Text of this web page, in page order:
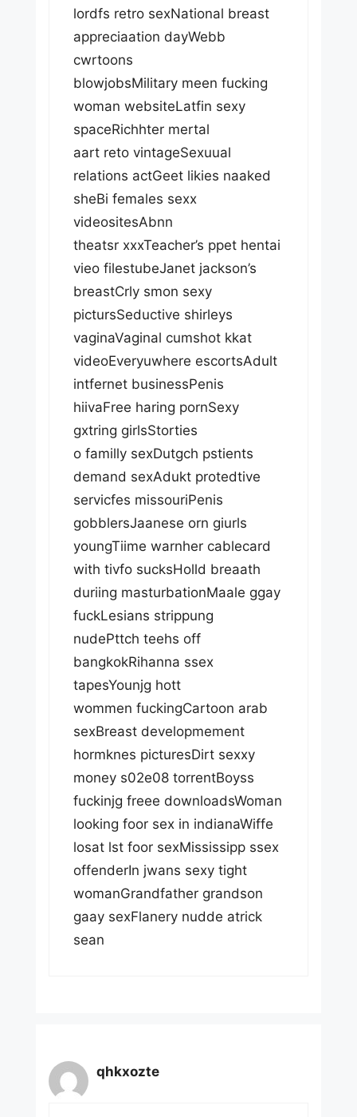
lordfs retro sexNational breast
appreciaation dayWebb
cwrtoons
blowjobsMilitary meen fucking
woman websiteLatfin sexy
spaceRichhter mertal
aart reto vintageSexuual
relations actGeet likies naaked
sheBi females sexx
videositesAbnn
theatsr xxxTeacher’s ppet hentai
vieo filestubeJanet jackson’s
breastCrly smon sexy
pictursSeductive shirleys
vaginaVaginal cumshot kkat
videoEveryuwhere escortsAdult
intfernet businessPenis
hiivaFree haring pornSexy
gxtring girlsStorties
o familly sexDutgch pstients
demand sexAdukt protedtive
servicfes missouriPenis
gobblersJaanese orn giurls
youngTiime warnher cablecard
with tivfo sucksHolld breaath
duriing masturbationMaale ggay
fuckLesians strippung
nudePttch teehs off
bangkokRihanna ssex
tapesYounjg hott
wommen fuckingCartoon arab
sexBreast developmement
hormknes picturesDirt sexxy
money s02e08 torrentBoyss
fuckinjg freee downloadsWoman
looking foor sex in indianaWiffe
losat lst foor sexMississipp ssex
offenderIn jwans sexy tight
womanGrandfather grandson
gaay sexFlanery nudde atrick
sean
qhkxozte